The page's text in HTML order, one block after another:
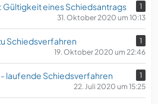
eines Schiedsantrags
1
31. Oktober 2020 um 10:13
Schiedsverfahren
1
19. Oktober 2020 um 22:46
laufende Schiedsverfahren
1
22. Juli 2020 um 15:25